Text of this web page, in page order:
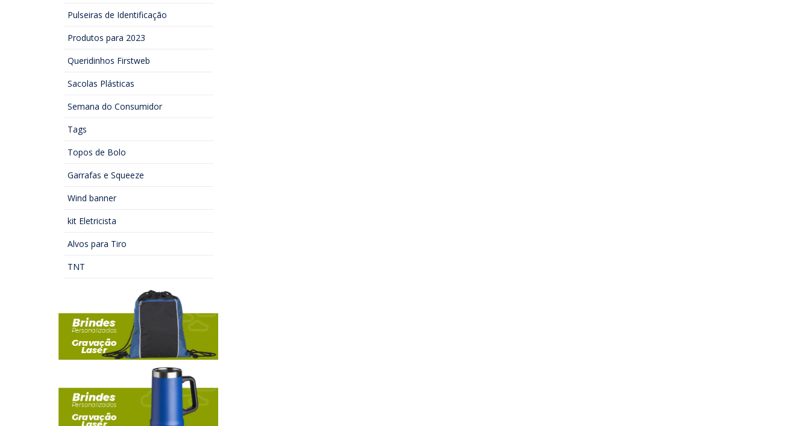
Pulseiras de Identificação
Produtos para 2023
Queridinhos Firstweb
Sacolas Plásticas
Semana do Consumidor
Tags
Topos de Bolo
Garrafas e Squeeze
Wind banner
kit Eletricista
Alvos para Tiro
TNT